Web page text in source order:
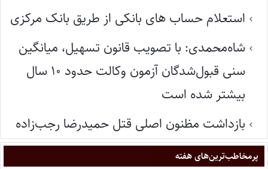
استعلام حساب های بانکی از طریق بانک مرکزی
شاه‌محمدی: با تصویب قانون تسهیل، میانگین
سنی قبول‌شدگان آزمون وکالت حدود ۱۰ سال
بیشتر شده است
بازداشت مظنون اصلی قتل حمیدرضا رجب‌زاده
پر‌مخاطب‌ترین‌های هفته